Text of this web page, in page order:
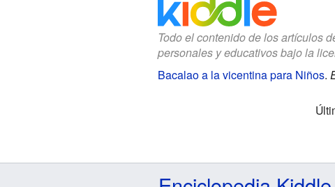
Todo el contenido de los artículos
personales y educativos bajo la
Bacalao a la vicentina para Niños.